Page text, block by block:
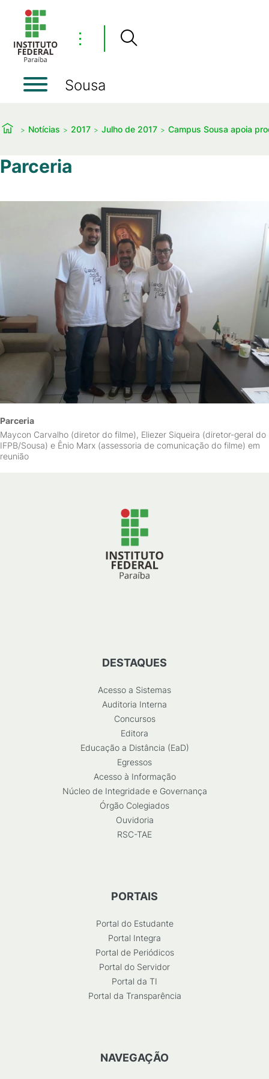
⋮
Sousa
Notícias 2017 Julho de 2017 Campus Sousa apoia
Parceria
Parceria
Maycon Carvalho (diretor do filme), Eliezer Siqueira (diretor-geral do
IFPB/Sousa) e Ênio Marx (assessoria de comunicação do filme) em
reunião
DESTAQUES
Acesso a Sistemas
Auditoria Interna
Concursos
Editora
Educação a Distância (EaD)
Egressos
Acesso à Informação
Núcleo de Integridade e Governança
Órgão Colegiados
Ouvidoria
RSC-TAE
PORTAIS
Portal do Estudante
Portal Integra
Portal de Periódicos
Portal do Servidor
Portal da TI
Portal da Transparência
NAVEGAÇÃO